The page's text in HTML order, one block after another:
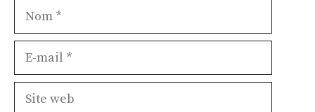
Nom
Site